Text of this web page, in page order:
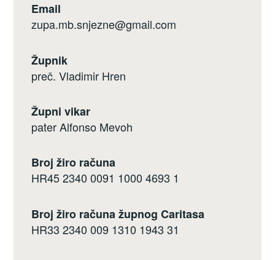
Email
zupa.mb.snjezne@gmail.com
Župnik
preč. Vladimir Hren
Župni vikar
pater Alfonso Mevoh
Broj žiro računa
HR45 2340 0091 1000 4693 1
Broj žiro računa župnog Caritasa
HR33 2340 009 1310 1943 31